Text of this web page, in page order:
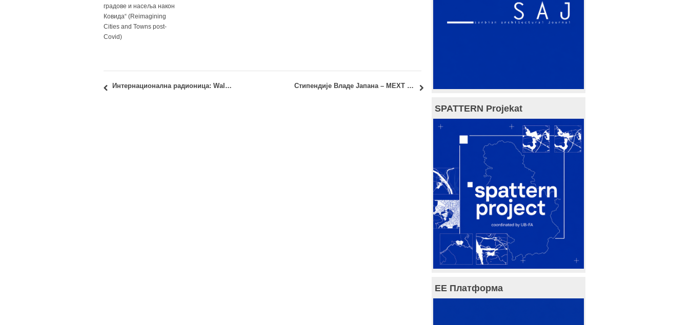
градове и насеља након
Ковида“ (Reimagining
Cities and Towns post-
Covid)
Интернационална радионица: Walkscape New Belgrade Стипендије Владе Јапана – MEXT 2016
SPATTERN Projekat
ЕЕ Платформа